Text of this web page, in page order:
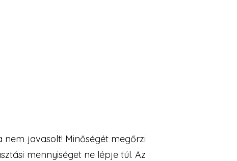
javasolt! Minőségét megőrzi
mennyiséget ne lépje túl. Az